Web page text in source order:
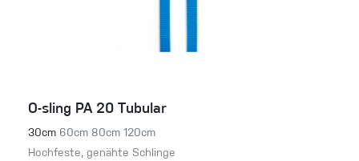
O-sling PA 20 Tubular
30cm 60cm 80cm 120cm
Hochfeste, genähte Schlinge